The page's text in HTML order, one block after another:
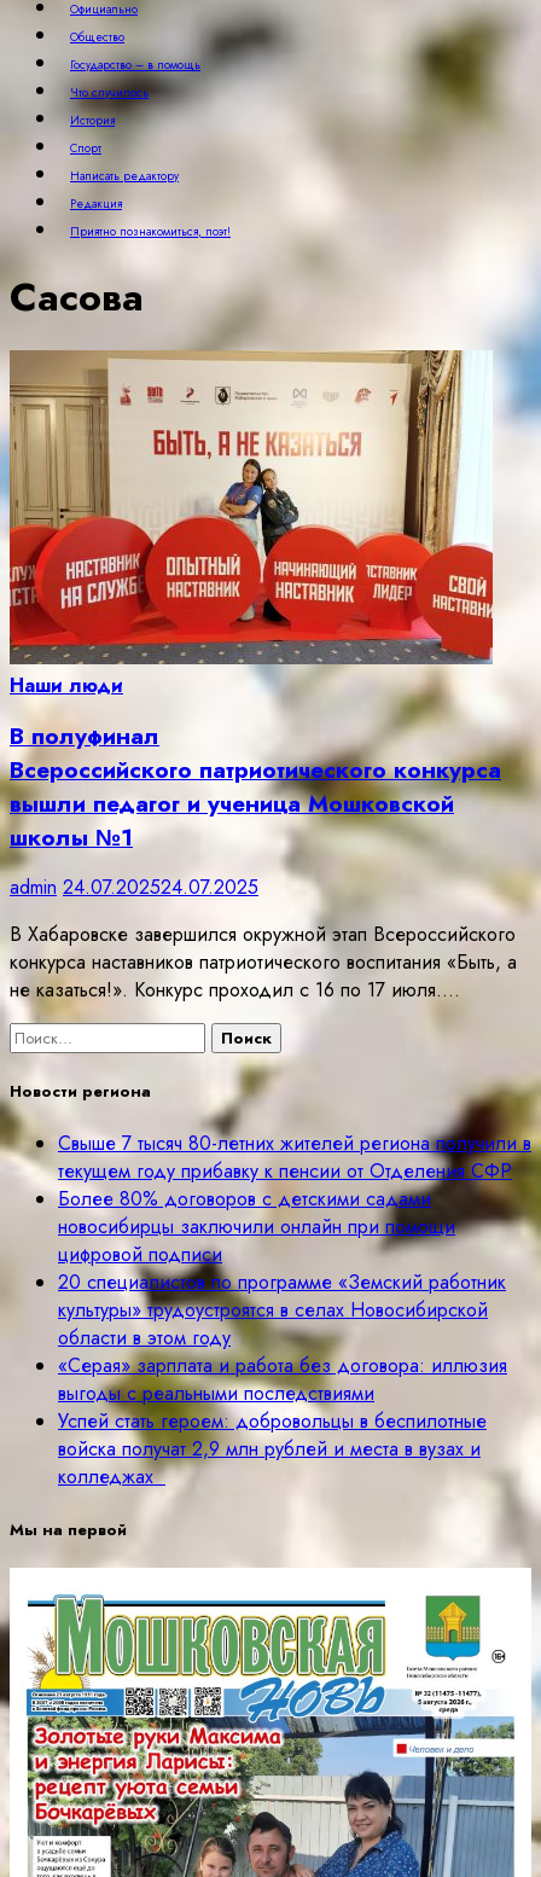
Официально
Общество
Государство – в помощь
Что случилось
История
Спорт
Написать редактору
Редакция
Приятно познакомиться, поэт!
Сасова
Наши люди
В полуфинал
Всероссийского патриотического конкурса
вышли педагог и ученица Мошковской
школы №1
admin 24.07.202524.07.2025
В Хабаровске завершился окружной этап Всероссийского
конкурса наставников патриотического воспитания «Быть, а
не казаться!». Конкурс проходил с 16 по 17 июля.…
Найти:
Новости региона
Свыше 7 тысяч 80-летних жителей региона получили в
текущем году прибавку к пенсии от Отделения СФР
Более 80% договоров с детскими садами
новосибирцы заключили онлайн при помощи
цифровой подписи
20 специалистов по программе «Земский работник
культуры» трудоустроятся в селах Новосибирской
области в этом году
«Серая» зарплата и работа без договора: иллюзия
выгоды с реальными последствиями
Успей стать героем: добровольцы в беспилотные
войска получат 2,9 млн рублей и места в вузах и
колледжах
Мы на первой